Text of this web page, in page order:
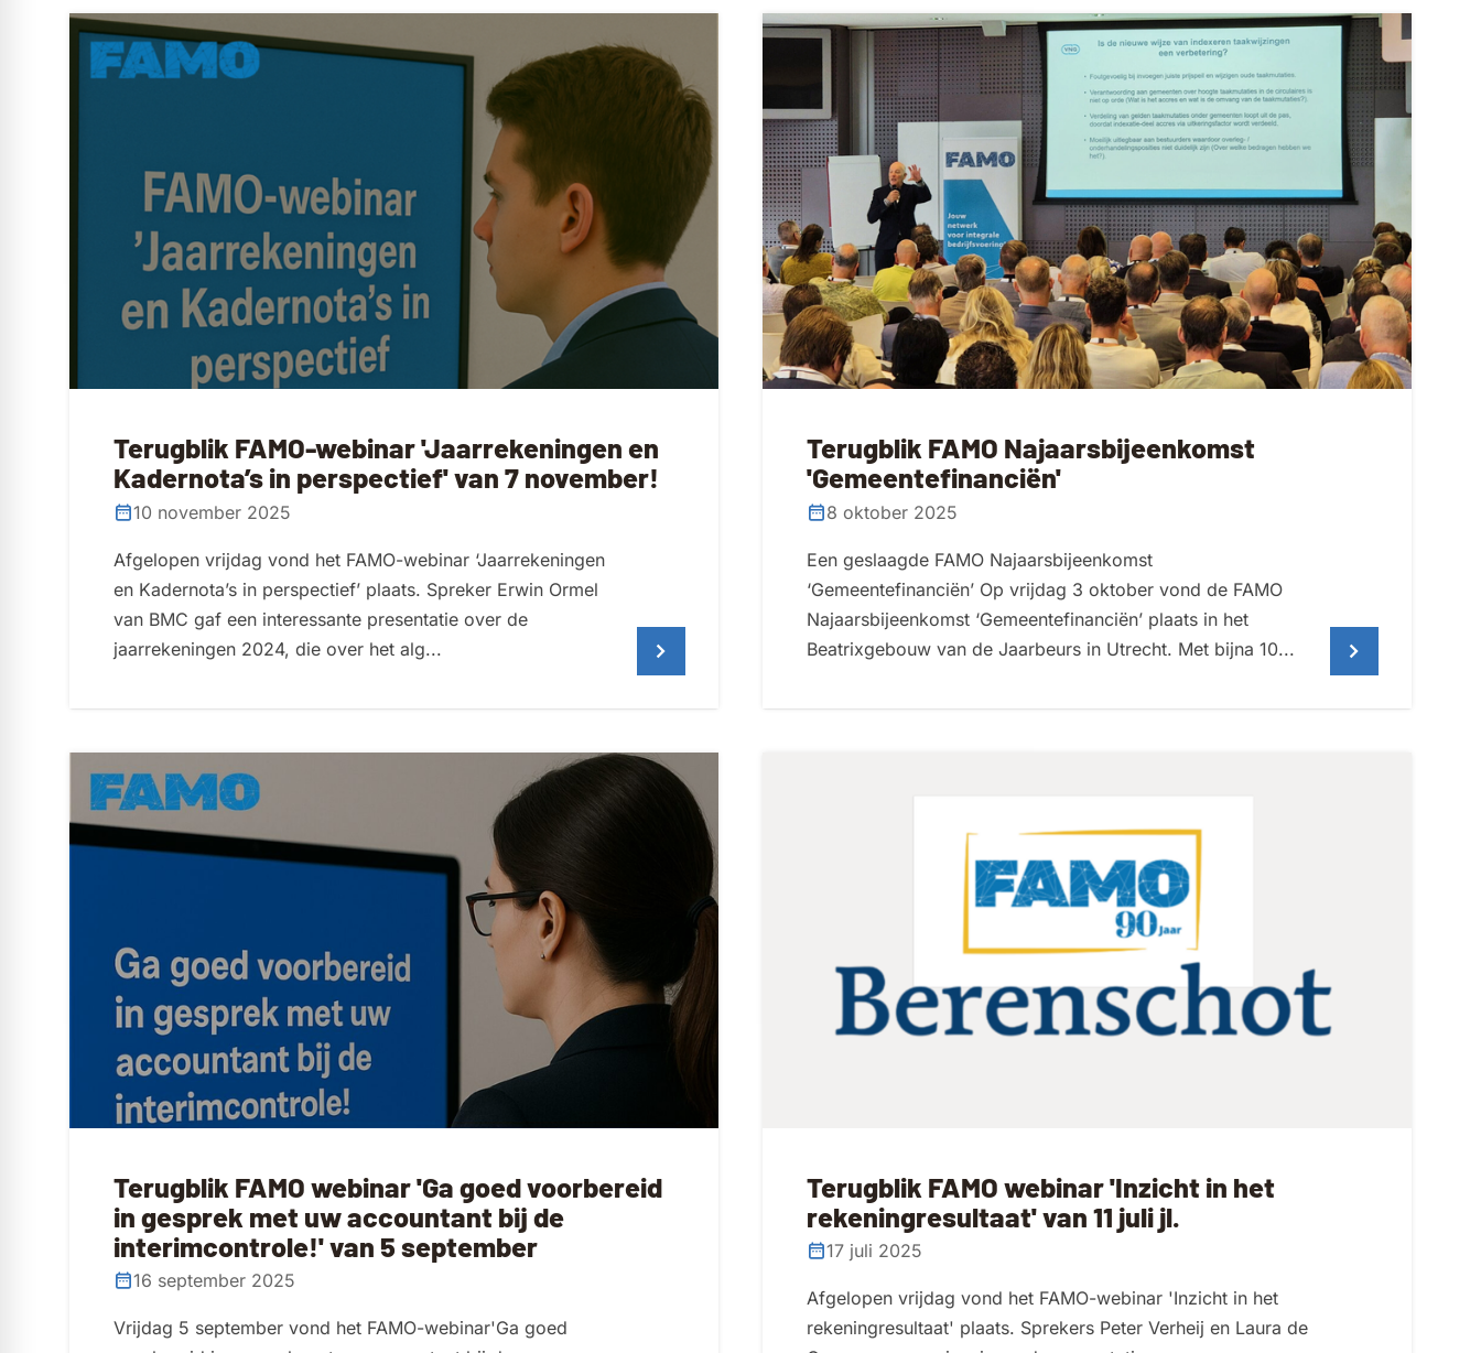
Terugblik FAMO-webinar 'Jaarrekeningen en
Kadernota’s in perspectief' van 7 november!
10 november 2025
Afgelopen vrijdag vond het FAMO-webinar ‘Jaarrekeningen
en Kadernota’s in perspectief’ plaats. Spreker Erwin Ormel
van BMC gaf een interessante presentatie over de
jaarrekeningen 2024, die over het alg...
Terugblik FAMO Najaarsbijeenkomst
'Gemeentefinanciën'
8 oktober 2025
Een geslaagde FAMO Najaarsbijeenkomst
‘Gemeentefinanciën’ Op vrijdag 3 oktober vond de FAMO
Najaarsbijeenkomst ‘Gemeentefinanciën’ plaats in het
Beatrixgebouw van de Jaarbeurs in Utrecht. Met bijna 10...
Terugblik FAMO webinar 'Ga goed voorbereid
in gesprek met uw accountant bij de
interimcontrole!' van 5 september
16 september 2025
Vrijdag 5 september vond het FAMO-webinar'Ga goed
Terugblik FAMO webinar 'Inzicht in het
rekeningresultaat' van 11 juli jl.
17 juli 2025
Afgelopen vrijdag vond het FAMO-webinar 'Inzicht in het
rekeningresultaat' plaats. Sprekers Peter Verheij en Laura de